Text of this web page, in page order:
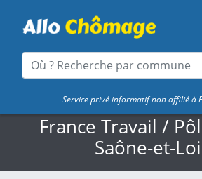
Service privé informatif non affilié à
France Travail /
Saône-et-